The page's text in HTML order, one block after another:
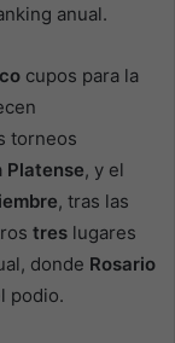
anual.
cupos para la
torneos
Platense, y el
, tras las
tres lugares
donde Rosario
podio.